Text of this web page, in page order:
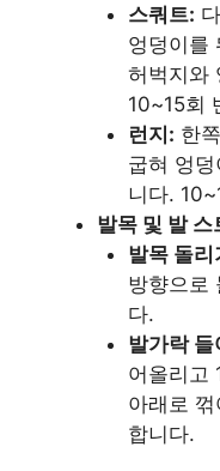
스쿼트:
엉덩이를
허벅지와
10~15회
런지: 한
굽혀 엉
니다.
발목 및 발 스
발목 돌리
방향으로
다.
발가락
어올리고
아래로
합니다.